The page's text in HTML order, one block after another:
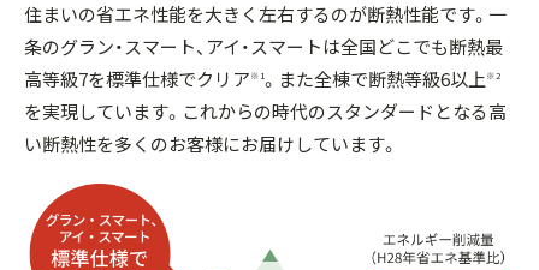
住まいの省エネ性能を大きく左右するのが断熱性能です。一
条のグラン・スマート、アイ・スマートは全国どこでも断熱最
高等級7を標準仕様でクリア※1。また全棟で断熱等級6以上※2
を実現しています。これからの時代のスタンダードとなる高
い断熱性を多くのお客様にお届けしています。